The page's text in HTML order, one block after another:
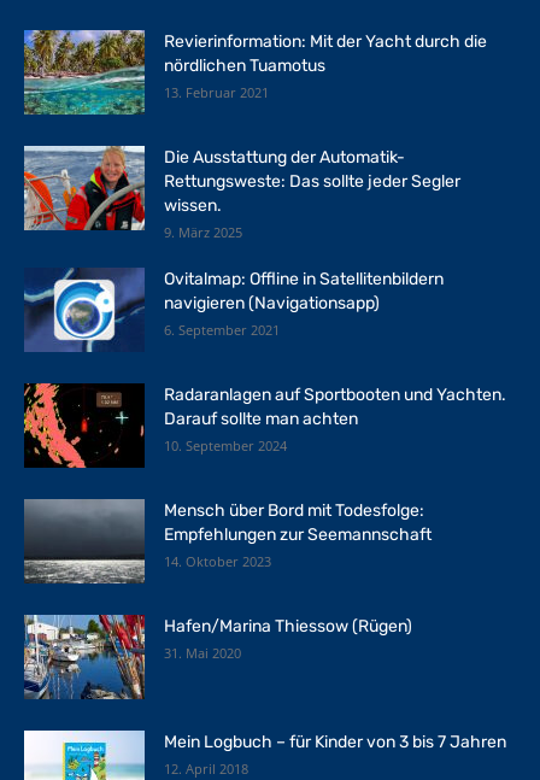
Revierinformation: Mit der Yacht durch die
nördlichen Tuamotus
13. Februar 2021
Die Ausstattung der Automatik-
Rettungsweste: Das sollte jeder Segler
wissen.
9. März 2025
Ovitalmap: Offline in Satellitenbildern
navigieren (Navigationsapp)
6. September 2021
Radaranlagen auf Sportbooten und Yachten.
Darauf sollte man achten
10. September 2024
Mensch über Bord mit Todesfolge:
Empfehlungen zur Seemannschaft
14. Oktober 2023
Hafen/Marina Thiessow (Rügen)
31. Mai 2020
Mein Logbuch – für Kinder von 3 bis 7 Jahren
12. April 2018